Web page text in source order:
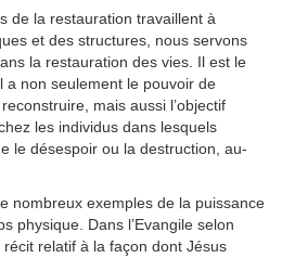
de la restauration travaillent à
et des structures, nous servons
la restauration des vies. Il est le
a non seulement le pouvoir de
mais aussi l’objectif
les individus dans lesquels
le désespoir ou la destruction, au-
nombreux exemples de la puissance
physique. Dans l’Evangile selon
relatif à la façon dont Jésus